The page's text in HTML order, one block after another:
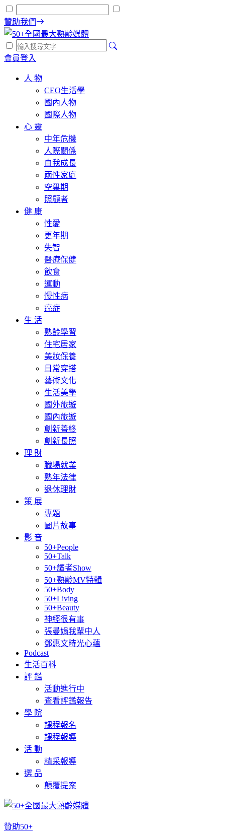
贊助我們
會員登入
人 物
CEO生活學
國內人物
國際人物
心 靈
中年危機
人際關係
自我成長
兩性家庭
空巢期
照顧者
健 康
性愛
更年期
失智
醫療保健
飲食
運動
慢性病
癌症
生 活
熟齡學習
住宅居家
美妝保養
日常穿搭
藝術文化
生活美學
國外旅遊
國內旅遊
創新善終
創新長照
理 財
職場就業
熟年法律
退休理財
策 展
專題
圖片故事
影 音
50+People
50+Talk
50+讀者Show
50+熟齡MV特輯
50+Body
50+Living
50+Beauty
神經很有事
張曼娟我輩中人
鄧惠文時光心蘊
Podcast
生活百科
評 鑑
活動進行中
查看評鑑報告
學 院
課程報名
課程報導
活 動
精采報導
選 品
顛覆提案
贊助50+